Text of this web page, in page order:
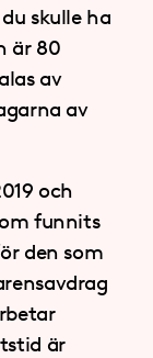
skulle ha
är 80
av
av
och
funnits
den som
är